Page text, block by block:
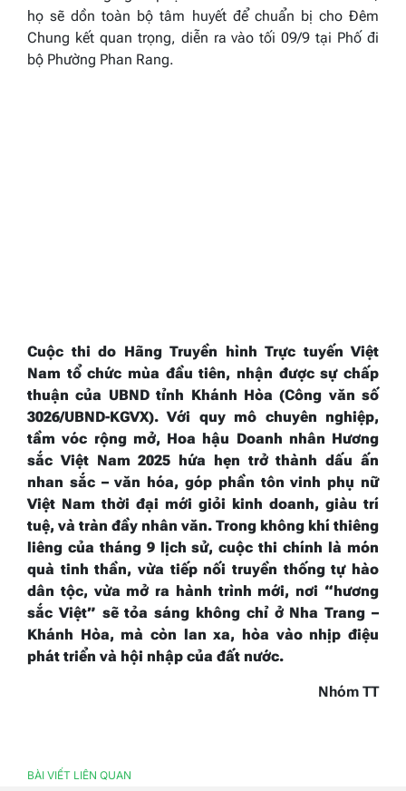
họ sẽ dồn toàn bộ tâm huyết để chuẩn bị cho Đêm
Chung kết quan trọng, diễn ra vào tối 09/9 tại Phố đi
bộ Phường Phan Rang.
Cuộc thi do Hãng Truyền hình Trực tuyến Việt
Nam tổ chức mùa đầu tiên, nhận được sự chấp
thuận của UBND tỉnh Khánh Hòa (Công văn số
3026/UBND-KGVX). Với quy mô chuyên nghiệp,
tầm vóc rộng mở, Hoa hậu Doanh nhân Hương
sắc Việt Nam 2025 hứa hẹn trở thành dấu ấn
nhan sắc – văn hóa, góp phần tôn vinh phụ nữ
Việt Nam thời đại mới giỏi kinh doanh, giàu trí
tuệ, và tràn đầy nhân văn. Trong không khí thiêng
liêng của tháng 9 lịch sử, cuộc thi chính là món
quà tinh thần, vừa tiếp nối truyền thống tự hào
dân tộc, vừa mở ra hành trình mới, nơi “hương
sắc Việt” sẽ tỏa sáng không chỉ ở Nha Trang –
Khánh Hòa, mà còn lan xa, hòa vào nhịp điệu
phát triển và hội nhập của đất nước.
Nhóm TT
BÀI VIẾT LIÊN QUAN